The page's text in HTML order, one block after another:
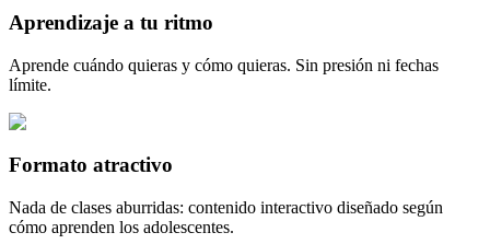
Aprendizaje a tu ritmo
Aprende cuándo quieras y cómo quieras. Sin presión ni fechas
límite.
Formato atractivo
Nada de clases aburridas: contenido interactivo diseñado según
cómo aprenden los adolescentes.